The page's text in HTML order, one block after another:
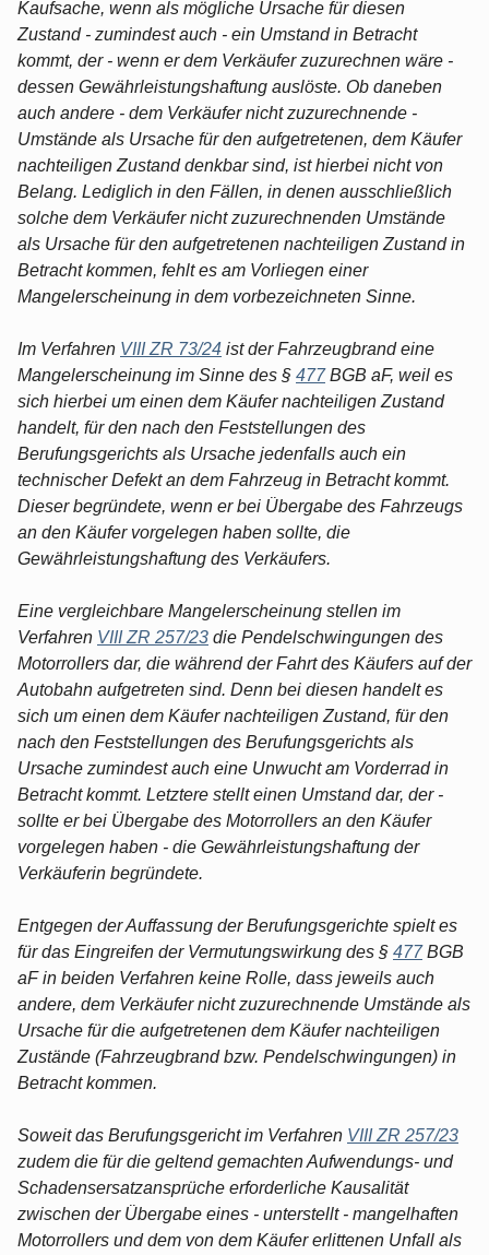
Kaufsache, wenn als mögliche Ursache für diesen
Zustand - zumindest auch - ein Umstand in Betracht
kommt, der - wenn er dem Verkäufer zuzurechnen wäre -
dessen Gewährleistungshaftung auslöste. Ob daneben
auch andere - dem Verkäufer nicht zuzurechnende -
Umstände als Ursache für den aufgetretenen, dem Käufer
nachteiligen Zustand denkbar sind, ist hierbei nicht von
Belang. Lediglich in den Fällen, in denen ausschließlich
solche dem Verkäufer nicht zuzurechnenden Umstände
als Ursache für den aufgetretenen nachteiligen Zustand in
Betracht kommen, fehlt es am Vorliegen einer
Mangelerscheinung in dem vorbezeichneten Sinne.
Im Verfahren VIII ZR 73/24 ist der Fahrzeugbrand eine
Mangelerscheinung im Sinne des § 477BGB aF, weil es
sich hierbei um einen dem Käufer nachteiligen Zustand
handelt, für den nach den Feststellungen des
Berufungsgerichts als Ursache jedenfalls auch ein
technischer Defekt an dem Fahrzeug in Betracht kommt.
Dieser begründete, wenn er bei Übergabe des Fahrzeugs
an den Käufer vorgelegen haben sollte, die
Gewährleistungshaftung des Verkäufers.
Eine vergleichbare Mangelerscheinung stellen im
Verfahren VIII ZR 257/23 die Pendelschwingungen des
Motorrollers dar, die während der Fahrt des Käufers auf der
Autobahn aufgetreten sind. Denn bei diesen handelt es
sich um einen dem Käufer nachteiligen Zustand, für den
nach den Feststellungen des Berufungsgerichts als
Ursache zumindest auch eine Unwucht am Vorderrad in
Betracht kommt. Letztere stellt einen Umstand dar, der -
sollte er bei Übergabe des Motorrollers an den Käufer
vorgelegen haben - die Gewährleistungshaftung der
Verkäuferin begründete.
Entgegen der Auffassung der Berufungsgerichte spielt es
für das Eingreifen der Vermutungswirkung des § 477BGB
aF in beiden Verfahren keine Rolle, dass jeweils auch
andere, dem Verkäufer nicht zuzurechnende Umstände als
Ursache für die aufgetretenen dem Käufer nachteiligen
Zustände (Fahrzeugbrand bzw. Pendelschwingungen) in
Betracht kommen.
Soweit das Berufungsgericht im Verfahren VIII ZR 257/23
zudem die für die geltend gemachten Aufwendungs- und
Schadensersatzansprüche erforderliche Kausalität
zwischen der Übergabe eines - unterstellt - mangelhaften
Motorrollers und dem von dem Käufer erlittenen Unfall als